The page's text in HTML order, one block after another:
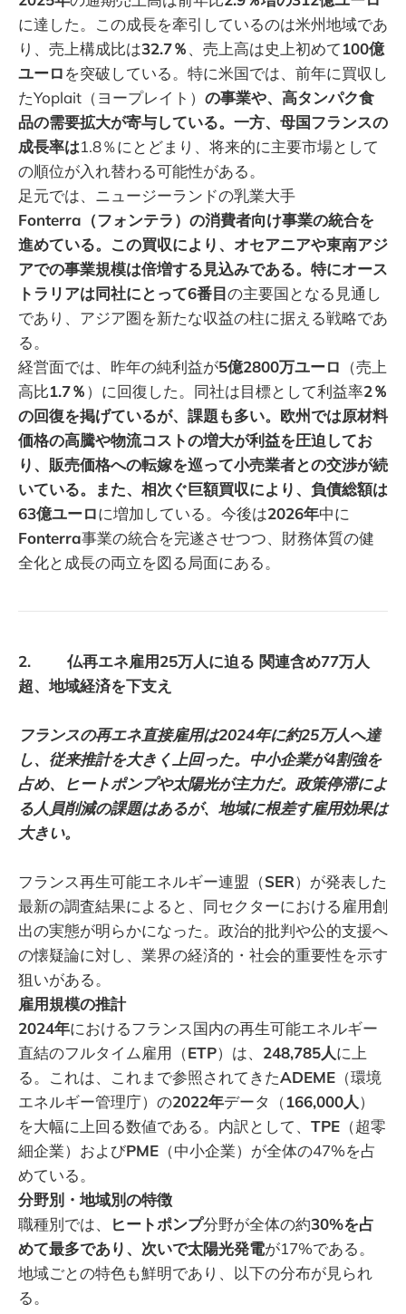
に達した。この成長を牽引しているのは米州地域であ
り、売上構成比は32.7％、売上高は史上初めて100億
ユーロを突破している。特に米国では、前年に買収し
たYoplait（ヨープレイト） の事業や、高タンパク食
品の需要拡大が寄与している。一方、母国フランスの
成長率は1.8％にとどまり、将来的に主要市場として
の順位が入れ替わる可能性がある。
足元では、ニュージーランドの乳業大手
Fonterra（フォンテラ）の消費者向け事業の統合を
進めている。この買収により、オセアニアや東南アジ
アでの事業規模は倍増する見込みである。特にオース
トラリアは同社にとって6番目の主要国となる見通し
であり、アジア圏を新たな収益の柱に据える戦略であ
る。
経営面では、昨年の純利益が5億2800万ユーロ （売上
高比1.7％）に回復した。同社は目標として利益率2％
の回復を掲げているが、課題も多い。欧州では原材料
価格の高騰や物流コストの増大が利益を圧迫してお
り、販売価格への転嫁を巡って小売業者との交渉が続
いている。また、相次ぐ巨額買収により、負債総額は
63億ユーロに増加している。今後は2026年中に
Fonterra事業の統合を完遂させつつ、財務体質の健
全化と成長の両立を図る局面にある。
2. 仏再エネ雇用25万人に迫る 関連含め77万人
超、地域経済を下支え
フランスの再エネ直接雇用は2024年に約25万人へ達
し、従来推計を大きく上回った。中小企業が4割強を
占め、ヒートポンプや太陽光が主力だ。政策停滞によ
る人員削減の課題はあるが、地域に根差す雇用効果は
大きい。
フランス再生可能エネルギー連盟（SER）が発表した
最新の調査結果によると、同セクターにおける雇用創
出の実態が明らかになった。政治的批判や公的支援へ
の懐疑論に対し、業界の経済的・社会的重要性を示す
狙いがある。
雇用規模の推計
2024年におけるフランス国内の再生可能エネルギー
直結のフルタイム雇用（ETP）は、 248,785人に上
る。これは、これまで参照されてきたADEME （環境
エネルギー管理庁）の2022年データ（166,000人）
を大幅に上回る数値である。内訳として、 TPE （超零
細企業）およびPME （中小企業）が全体の47%を占
めている。
分野別・地域別の特徴
職種別では、
ヒートポンプ分野が全体の約30%を占
めて最多であり、次いで太陽光発電が17%である。
地域ごとの特色も鮮明であり、以下の分布が見られ
る。